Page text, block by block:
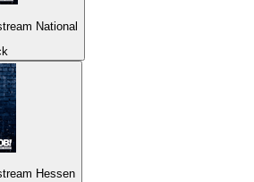
National
Hessen